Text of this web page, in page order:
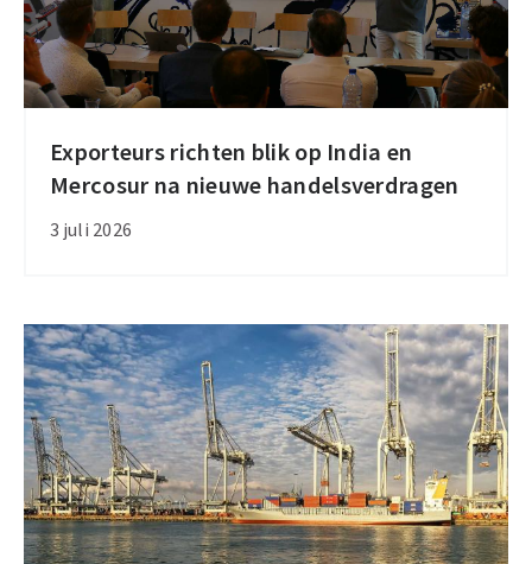
Exporteurs richten blik op India en
Mercosur na nieuwe handelsverdragen
3 juli 2026
Exporteurs
richten
blik
en
Mercosur
na
nieuwe
handelsverdragen